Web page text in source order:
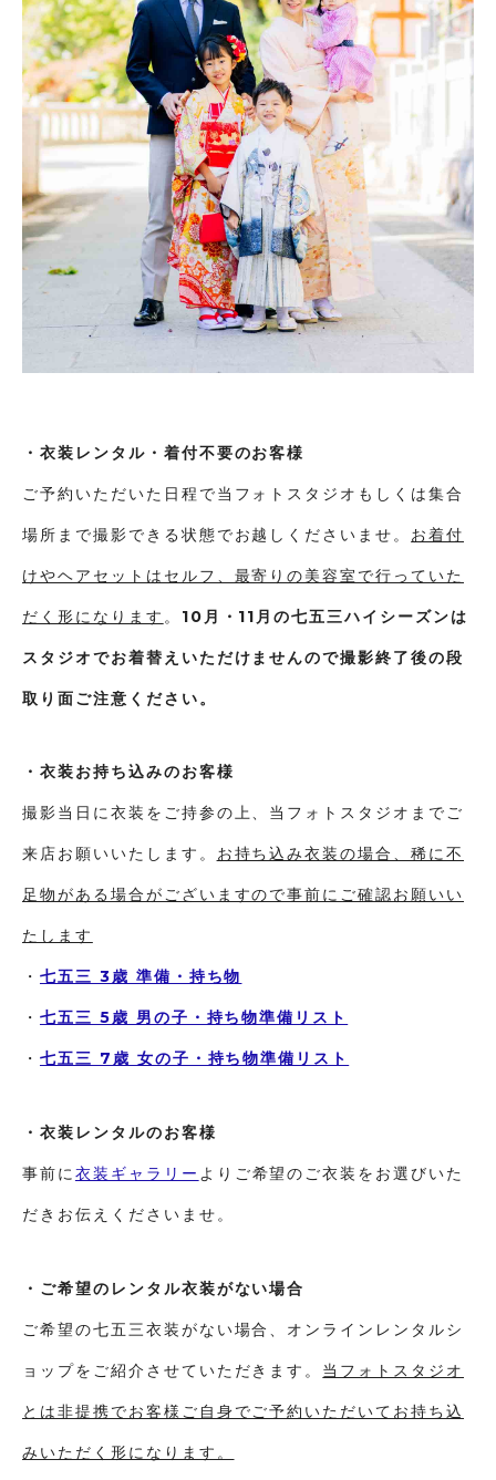
・衣装レンタル・着付不要のお客様
ご予約いただいた日程で当フォトスタジオもしくは集合
場所まで撮影できる状態でお越しくださいませ。 お着付
けやヘアセットはセルフ、最寄りの美容室で行っていた
だく形になります 。 10月・11月の七五三ハイシーズンは
スタジオでお着替えいただけませんので撮影終了後の段
取り面ご注意ください。
・衣装お持ち込みのお客様
撮影当日に衣装をご持参の上、当フォトスタジオまでご
来店お願いいたします。 お持ち込み衣装の場合、稀に不
足物がある場合がございますので事前にご確認お願いい
たします
・ 七五三 3歳 準備・持ち物
・ 七五三 5歳 男の子・持ち物準備リスト
・ 七五三 7歳 女の子・持ち物準備リスト
・衣装レンタルのお客様
事前に衣装ギャラリー よりご希望のご衣装をお選びいた
だきお伝えくださいませ。
・ご希望のレンタル衣装がない場合
ご希望の七五三衣装がない場合、オンラインレンタルシ
ョップをご紹介させていただきます。 当フォトスタジオ
とは非提携でお客様ご自身でご予約いただいてお持ち込
みいただく形になります。